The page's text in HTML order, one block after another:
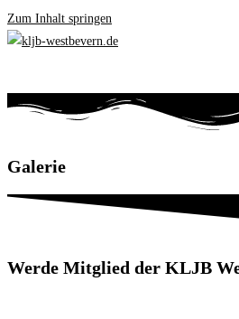
Zum Inhalt springen
Galerie
Werde Mitglied der KLJB